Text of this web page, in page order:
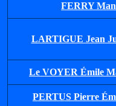
FERRY
LARTIGUE Jean
Le VOYER Émile
PERTUS Pierre